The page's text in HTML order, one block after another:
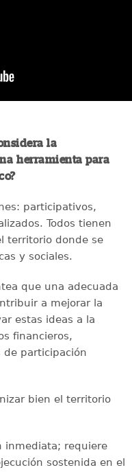
la
herramienta para
participativos,
Todos tienen
territorio donde se
y sociales.
que una adecuada
a mejorar la
estas ideas a la
financieros,
de participación
bien el territorio
inmediata; requiere
sostenida en el